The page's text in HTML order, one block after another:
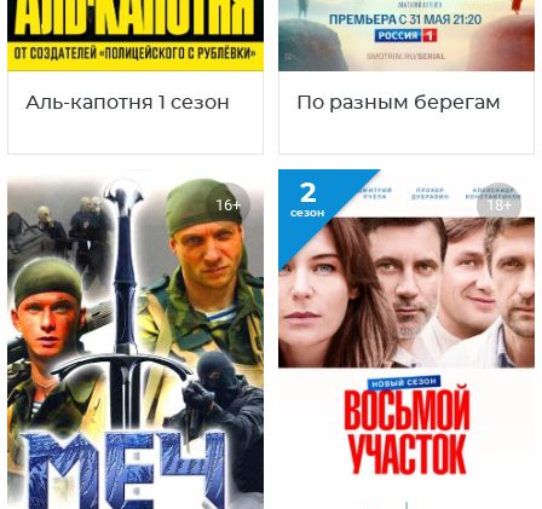
Аль-капотня 1 сезон По разным берегам
16+ 2
сезон 18+